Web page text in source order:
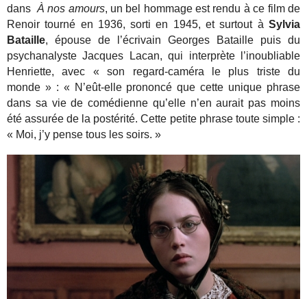
dans Ànos amours, un bel hommage est rendu à ce film de
Renoir tourné en 1936, sorti en 1945, et surtout à Sylvia
Bataille, épouse de l’écrivain Georges Bataille puis du
psychanalyste Jacques Lacan, qui interprète l’inoubliable
Henriette, avec « son regard-caméra le plus triste du
monde » : « N’eût-elle prononcé que cette unique phrase
dans sa vie de comédienne qu’elle n’en aurait pas moins
été assurée de la postérité. Cette petite phrase toute simple :
« Moi, j’y pense tous les soirs. »